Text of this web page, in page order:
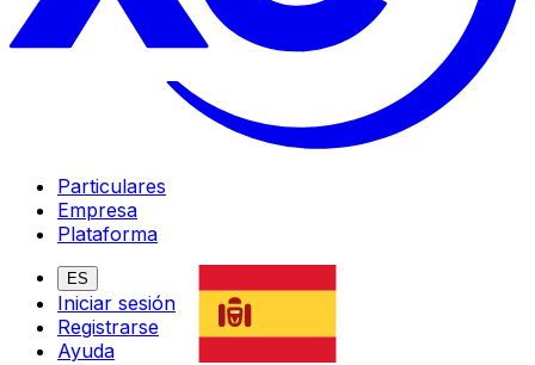
Particulares
Empresa
Plataforma
ES
Iniciar sesión
Registrarse
Ayuda